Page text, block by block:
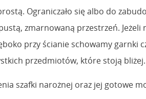
Ograniczało się albo do
zmarnowaną przestrzeń.
przy ścianie schowamy
przedmiotów, które stoją bliżej.
szafki narożnej oraz jej gotowe